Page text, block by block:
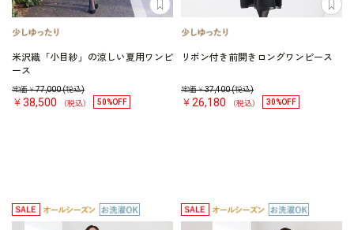
米沢織「小目紗」の涼しい夏用ワンピ
ース
定価￥77,000(税込)
￥38,500 （税込） 50%OFF
リボン付き前開きロングワンピース
定価￥37,400(税込)
￥26,180 （税込） 30%OFF